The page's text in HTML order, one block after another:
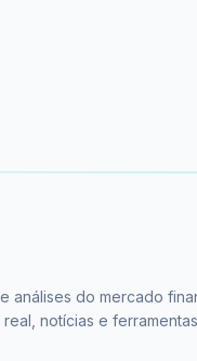
análises do mercado
notícias e